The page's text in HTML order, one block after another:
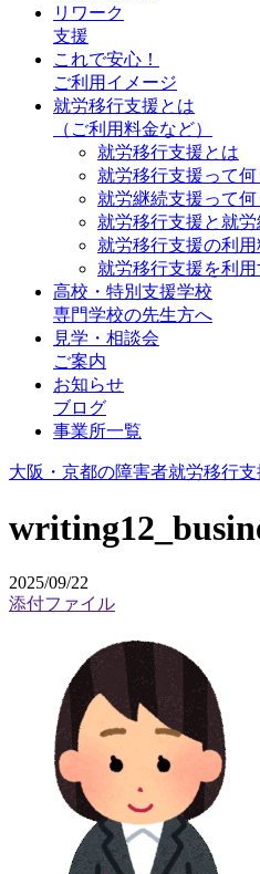
リワーク
支援
これで安心！
ご利用イメージ
就労移行支援とは
（ご利用料金など）
就労移行支援とは
就労移行支援って何
就労継続支援って何
就労移行支援と就
就労移行支援の利用
就労移行支援を利
高校・特別支援学校
専門学校の先生方へ
見学・相談会
ご案内
お知らせ
ブログ
事業所一覧
大阪・京都の障害者就労移行
2025/09/22
添付ファイル